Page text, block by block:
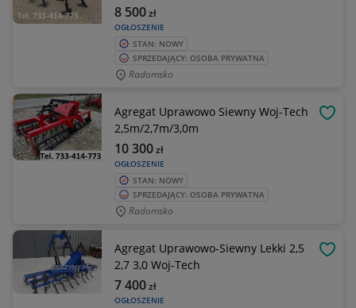
OGŁOSZENIE
8 500zł
STAN: NOWY
SPRZEDAJĄCY: OSOBA PRYWATNA
Radomsko
Agregat Uprawowo Siewny Woj-Tech
2,5m/2,7m/3,0m
OGŁOSZENIE
10 300zł
STAN: NOWY
SPRZEDAJĄCY: OSOBA PRYWATNA
Radomsko
Agregat Uprawowo-Siewny Lekki 2,5
2,7 3,0 Woj-Tech
OGŁOSZENIE
7 400zł